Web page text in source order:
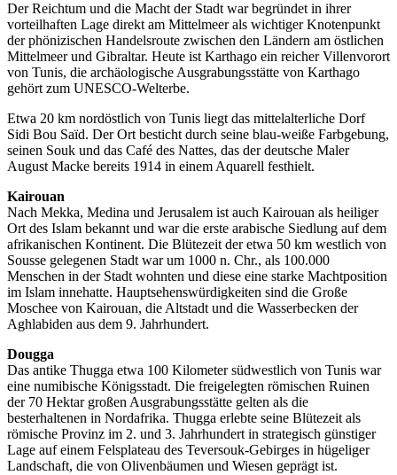
Der Reichtum und die Macht der Stadt war begründet in ihrer
vorteilhaften Lage direkt am Mittelmeer als wichtiger Knotenpunkt
der phönizischen Handelsroute zwischen den Ländern am östlichen
Mittelmeer und Gibraltar. Heute ist Karthago ein reicher Villenvorort
von Tunis, die archäologische Ausgrabungsstätte von Karthago
gehört zum UNESCO-Welterbe.
Etwa 20 km nordöstlich von Tunis liegt das mittelalterliche Dorf
Sidi Bou Saïd. Der Ort besticht durch seine blau-weiße Farbgebung,
seinen Souk und das Café des Nattes, das der deutsche Maler
August Macke bereits 1914 in einem Aquarell festhielt.
Kairouan
Nach Mekka, Medina und Jerusalem ist auch Kairouan als heiliger
Ort des Islam bekannt und war die erste arabische Siedlung auf dem
afrikanischen Kontinent. Die Blütezeit der etwa 50 km westlich von
Sousse gelegenen Stadt war um 1000 n. Chr., als 100.000
Menschen in der Stadt wohnten und diese eine starke Machtposition
im Islam innehatte. Hauptsehenswürdigkeiten sind die Große
Moschee von Kairouan, die Altstadt und die Wasserbecken der
Aghlabiden aus dem 9. Jahrhundert.
Dougga
Das antike Thugga etwa 100 Kilometer südwestlich von Tunis war
eine numibische Königsstadt. Die freigelegten römischen Ruinen
der 70 Hektar großen Ausgrabungsstätte gelten als die
besterhaltenen in Nordafrika. Thugga erlebte seine Blütezeit als
römische Provinz im 2. und 3. Jahrhundert in strategisch günstiger
Lage auf einem Felsplateau des Teversouk-Gebirges in hügeliger
Landschaft, die von Olivenbäumen und Wiesen geprägt ist.